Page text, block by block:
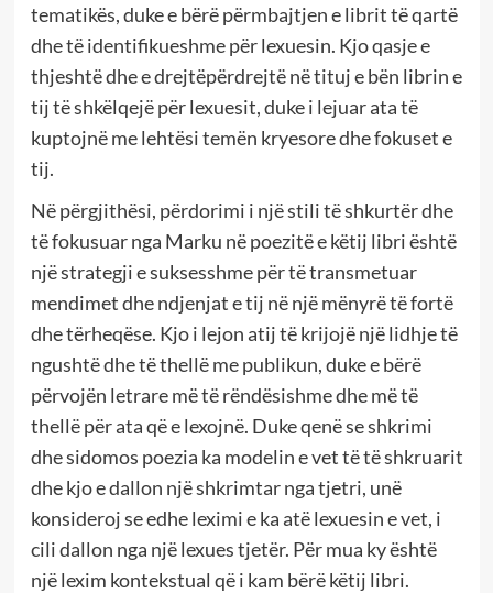
tematikës, duke e bërë përmbajtjen e librit të qartë
dhe të identifikueshme për lexuesin. Kjo qasje e
thjeshtë dhe e drejtëpërdrejtë në tituj e bën librin e
tij të shkëlqejë për lexuesit, duke i lejuar ata të
kuptojnë me lehtësi temën kryesore dhe fokuset e
tij.
Në përgjithësi, përdorimi i një stili të shkurtër dhe
të fokusuar nga Marku në poezitë e këtij libri është
një strategji e suksesshme për të transmetuar
mendimet dhe ndjenjat e tij në një mënyrë të fortë
dhe tërheqëse. Kjo i lejon atij të krijojë një lidhje të
ngushtë dhe të thellë me publikun, duke e bërë
përvojën letrare më të rëndësishme dhe më të
thellë për ata që e lexojnë. Duke qenë se shkrimi
dhe sidomos poezia ka modelin e vet të të shkruarit
dhe kjo e dallon një shkrimtar nga tjetri, unë
konsideroj se edhe leximi e ka atë lexuesin e vet, i
cili dallon nga një lexues tjetër. Për mua ky është
një lexim kontekstual që i kam bërë këtij libri.